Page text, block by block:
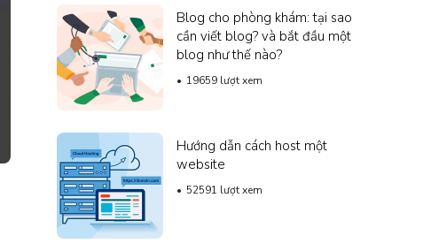
Blog cho phòng khám: tại sao
cần viết blog? và bắt đầu một
blog như thế nào?
19659 lượt xem
Hướng dẫn cách host một
website
52591 lượt xem